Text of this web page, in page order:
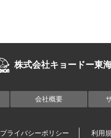
株式会社キョードー東
会社概要
プライバシーポリシー 利用